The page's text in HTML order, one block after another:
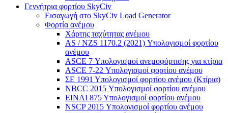
Γεννήτρια φορτίου SkyCiv
Εισαγωγή στο SkyCiv Load Generator
Φορτία ανέμου
Χάρτης ταχύτητας ανέμου
AS / NZS 1170.2 (2021) Υπολογισμοί φορτίου
ανέμου
ASCE 7 Υπολογισμοί ανεμοφόρτισης για κτίρια
ASCE 7-22 Υπολογισμοί φορτίου ανέμου
ΣΕ 1991 Υπολογισμοί φορτίου ανέμου (Κτίρια)
NBCC 2015 Υπολογισμοί φορτίου ανέμου
ΕΙΝΑΙ 875 Υπολογισμοί φορτίου ανέμου
NSCP 2015 Υπολογισμοί φορτίου ανέμου